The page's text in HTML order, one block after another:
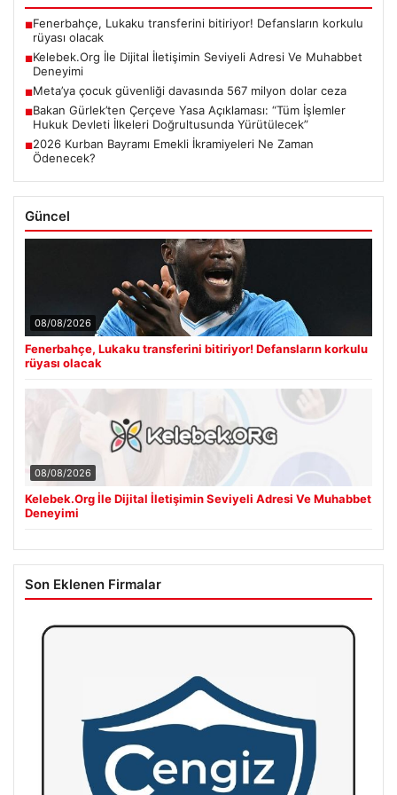
■Fenerbahçe, Lukaku transferini bitiriyor! Defansların korkulu
rüyası olacak
■Kelebek.Org İle Dijital İletişimin Seviyeli Adresi Ve Muhabbet
Deneyimi
■Meta’ya çocuk güvenliği davasında 567 milyon dolar ceza
■Bakan Gürlek’ten Çerçeve Yasa Açıklaması: “Tüm İşlemler
Hukuk Devleti İlkeleri Doğrultusunda Yürütülecek”
■2026 Kurban Bayramı Emekli İkramiyeleri Ne Zaman
Ödenecek?
Güncel
08/08/2026
Fenerbahçe, Lukaku transferini bitiriyor! Defansların korkulu
rüyası olacak
08/08/2026
Kelebek.Org İle Dijital İletişimin Seviyeli Adresi Ve Muhabbet
Deneyimi
Son Eklenen Firmalar